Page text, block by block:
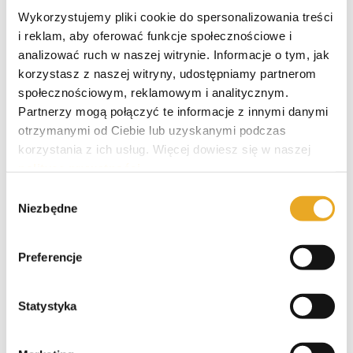
Wykorzystujemy pliki cookie do spersonalizowania treści
i reklam, aby oferować funkcje społecznościowe i
analizować ruch w naszej witrynie. Informacje o tym, jak
korzystasz z naszej witryny, udostępniamy partnerom
społecznościowym, reklamowym i analitycznym.
Partnerzy mogą połączyć te informacje z innymi danymi
otrzymanymi od Ciebie lub uzyskanymi podczas
korzystania z ich usług. Więcej dowiesz się w naszej
zgody
Niezbędne
Preferencje
Statystyka
Crezu – opinie i recenzja
Tarata – opinie i recenzja